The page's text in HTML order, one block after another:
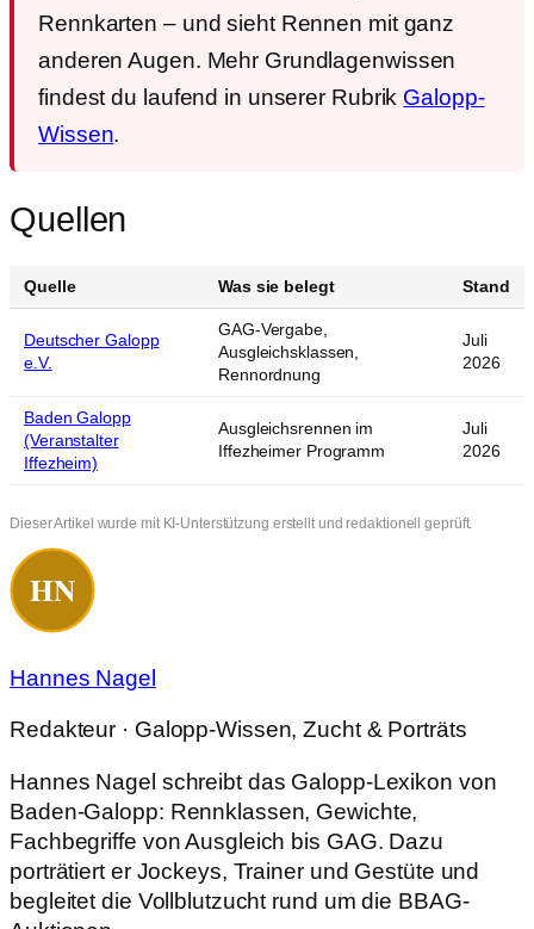
Rennkarten – und sieht Rennen mit ganz
anderen Augen. Mehr Grundlagenwissen
findest du laufend in unserer Rubrik Galopp-
Wissen.
Quellen
Quelle Was sie belegt Stand
Deutscher Galopp
e.V.
GAG-Vergabe,
Ausgleichsklassen,
Rennordnung
Juli
2026
Baden Galopp
(Veranstalter
Iffezheim)
Ausgleichsrennen im
Iffezheimer Programm
Juli
2026
Dieser Artikel wurde mit KI-Unterstützung erstellt und redaktionell geprüft.
Hannes Nagel
Redakteur · Galopp-Wissen, Zucht & Porträts
Hannes Nagel schreibt das Galopp-Lexikon von
Baden-Galopp: Rennklassen, Gewichte,
Fachbegriffe von Ausgleich bis GAG. Dazu
porträtiert er Jockeys, Trainer und Gestüte und
begleitet die Vollblutzucht rund um die BBAG-